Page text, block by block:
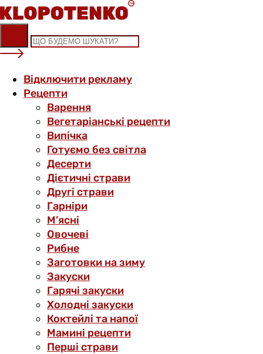
Skip
to
content
Відключити рекламу
Рецепти
Варення
Вегетаріанські рецепти
Випічка
Готуємо без світла
Десерти
Дієтичні страви
Другі страви
Гарніри
М’ясні
Овочеві
Рибне
Заготовки на зиму
Закуски
Гарячі закуски
Холодні закуски
Коктейлі та напої
Мамині рецепти
Перші страви